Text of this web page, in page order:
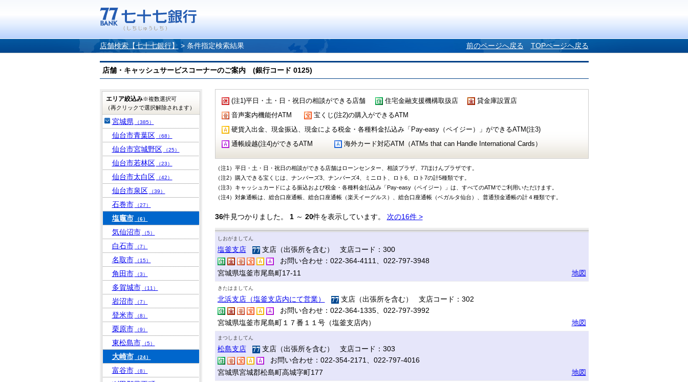
店舗検索【七十七銀行】 > 条件指定検索結果 前のページへ戻る TOPページへ戻る
店舗・キャッシュサービスコーナーのご案内 (銀行コード 0125)
(注1)平日・土・日・祝日の相談ができる店舗 住宅金融支援機構取扱店
貸金庫設置店
音声案内機能付ATM
宝くじ(注2)の購入ができるATM
硬貨入出金、現金振込、現金による税金・各種料金払込み「Pay-easy（ペイジー）」ができるATM(注3)
通帳繰越(注4)ができるATM
海外カード対応ATM（ATMs that can Handle International Cards）
（注1）平日・土・日・祝日の相談ができる店舗はローンセンター、相談プラザ、77ほけんプラザです。
（注2）購入できる宝くじは、ナンバーズ3、ナンバーズ4、ミニロト、ロト6、ロト7の計5種類です。
（注3）キャッシュカードによる振込および税金・各種料金払込み「Pay-easy（ペイジー）」は、すべてのATMでご利用いただけます。
（注4）対象通帳は、総合口座通帳、総合口座通帳（楽天イーグルス）、総合口座通帳（ベガルタ仙台）、普通預金通帳の計４種類です。
36件見つかりました。 1～ 20件を表示しています。 次の16件 >
しおがましてん
塩釜支店
支店（出張所を含む） 支店コード：300
お問い合わせ：022-364-4111、022-797-3948
宮城県塩釜市尾島町17‐11
地図
きたはましてん
北浜支店（塩釜支店内にて営業）
支店（出張所を含む） 支店コード：302
お問い合わせ：022-364-1335、022-797-3992
宮城県塩釜市尾島町１７番１１号（塩釜支店内）
地図
まつしましてん
松島支店
支店（出張所を含む） 支店コード：303
お問い合わせ：022-354-2171、022-797-4016
宮城県宮城郡松島町高城字町177
地図
エリア絞込み※複数選択可
（再クリックで選択解除されます）
宮城県 （385）
仙台市青葉区 （68）
仙台市宮城野区 （25）
仙台市若林区 （23）
仙台市太白区 （42）
仙台市泉区 （39）
石巻市 （27）
塩竈市 （6）
気仙沼市 （5）
白石市 （7）
名取市 （15）
角田市 （3）
多賀城市 （11）
岩沼市 （7）
登米市 （8）
栗原市 （9）
東松島市 （5）
大崎市 （24）
富谷市 （8）